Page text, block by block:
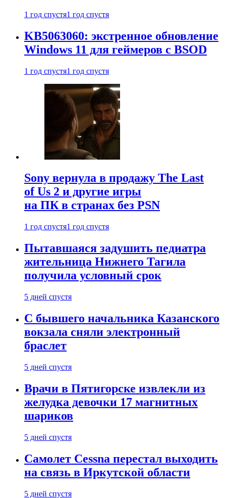
1 год спустя1 год спустя
KB5063060: экстренное обновление
Windows 11 для геймеров с BSOD
1 год спустя1 год спустя
Sony вернула в продажу The Last
of Us 2 и другие игры
на ПК в странах без PSN
1 год спустя1 год спустя
Пытавшаяся задушить педиатра
жительница Нижнего Тагила
получила условный срок
5 дней спустя
С бывшего начальника Казанского
вокзала сняли электронный
браслет
5 дней спустя
Врачи в Пятигорске извлекли из
желудка девочки 17 магнитных
шариков
5 дней спустя
Самолет Cessna перестал выходить
на связь в Иркутской области
5 дней спустя